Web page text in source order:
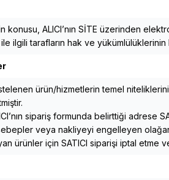
konusu, ALICI’nın SİTE üzerinden
ilgili tarafların hak ve
ürün/hizmetlerin temel
sipariş formunda belirttiği adrese
veya nakliyeyi engelleyen
ürünler için SATICI siparişi iptal etme